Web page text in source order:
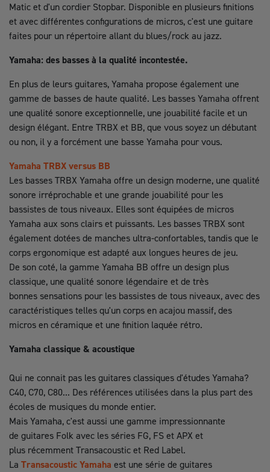
Matic et d'un cordier Stopbar. Disponible en plusieurs finitions
et avec différentes configurations de micros, c'est une guitare
faites pour un répertoire allant du blues/rock au jazz.
Yamaha: des basses à la qualité incontestée.
En plus de leurs guitares, Yamaha propose également une
gamme de basses de haute qualité. Les basses Yamaha offrent
une qualité sonore exceptionnelle, une jouabilité facile et un
design élégant. Entre TRBX et BB, que vous soyez un débutant
ou non, il y a forcément une basse Yamaha pour vous.
Yamaha TRBX versus BB
Les basses TRBX Yamaha offre un design moderne, une qualité
sonore irréprochable et une grande jouabilité pour les
bassistes de tous niveaux. Elles sont équipées de micros
Yamaha aux sons clairs et puissants. Les basses TRBX sont
également dotées de manches ultra-confortables, tandis que le
corps ergonomique est adapté aux longues heures de jeu.
De son coté, la gamme Yamaha BB offre un design plus
classique, une qualité sonore légendaire et de très
bonnes sensations pour les bassistes de tous niveaux, avec des
caractéristiques telles qu'un corps en acajou massif, des
micros en céramique et une finition laquée rétro.
Yamaha classique & acoustique
Qui ne connait pas les guitares classiques d'études Yamaha?
C40, C70, C80... Des références utilisées dans la plus part des
écoles de musiques du monde entier.
Mais Yamaha, c'est aussi une gamme impressionnante
de guitares Folk avec les séries FG, FS et APX et
plus récemment Transacoustic et Red Label.
La Transacoustic Yamaha est une série de guitares